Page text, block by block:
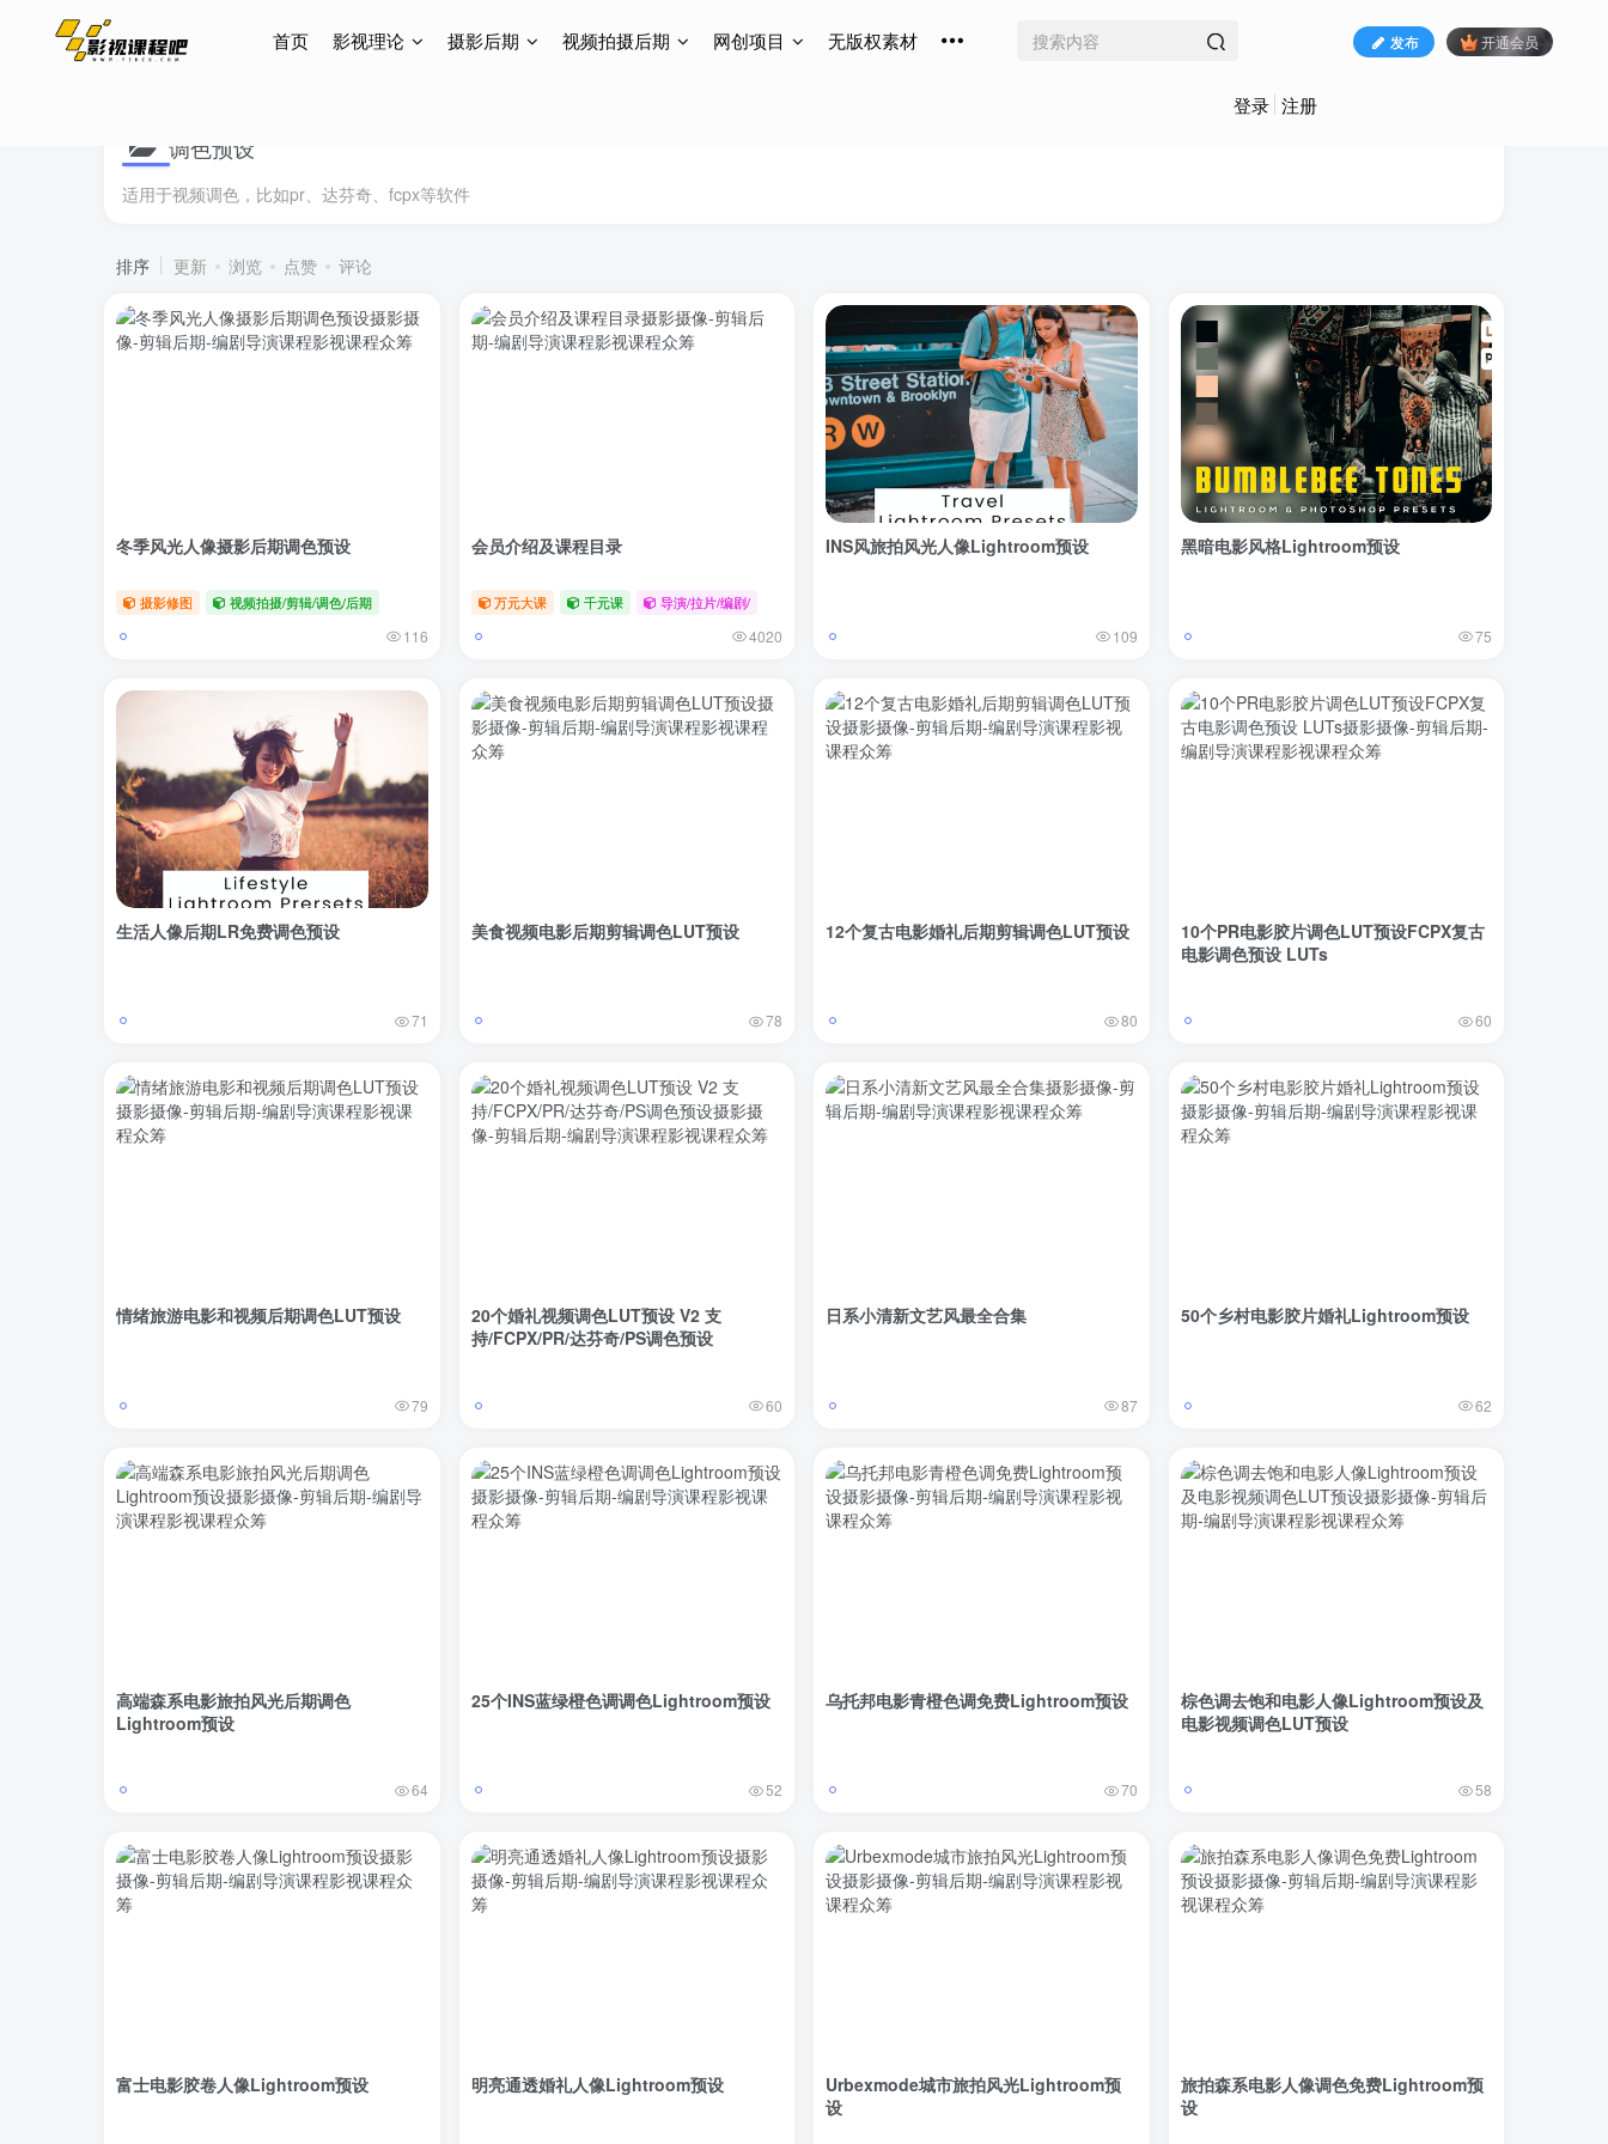
首页 影视理论 摄影后期 视频拍摄后期 网创项目 无版权素材 发布 开通会员
登录 注册
调色预设
适用于视频调色，比如pr、达芬奇、fcpx等软件
排序 更新 浏览 点赞 评论
冬季风光人像摄影后期调色预设
摄影修图 视频拍摄/剪辑/调色/后期
116
会员介绍及课程目录
万元大课 千元课 导演/拉片/编剧/
4020
INS风旅拍风光人像Lightroom预设
109
黑暗电影风格Lightroom预设
75
生活人像后期LR免费调色预设
71
美食视频电影后期剪辑调色LUT预设
78
12个复古电影婚礼后期剪辑调色LUT预设
80
10个PR电影胶片调色LUT预设FCPX复古
电影调色预设 LUTs
60
情绪旅游电影和视频后期调色LUT预设
79
20个婚礼视频调色LUT预设 V2 支
持/FCPX/PR/达芬奇/PS调色预设
60
日系小清新文艺风最全合集
87
50个乡村电影胶片婚礼Lightroom预设
62
高端森系电影旅拍风光后期调色
Lightroom预设
64
25个INS蓝绿橙色调调色Lightroom预设
52
乌托邦电影青橙色调免费Lightroom预设
70
棕色调去饱和电影人像Lightroom预设及
电影视频调色LUT预设
58
富士电影胶卷人像Lightroom预设 明亮通透婚礼人像Lightroom预设
Urbexmode城市旅拍风光Lightroom预
设
旅拍森系电影人像调色免费Lightroom预
设